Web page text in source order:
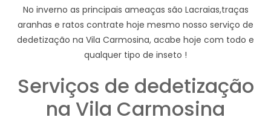
No inverno as principais ameaças são Lacraias,traças
aranhas e ratos contrate hoje mesmo nosso serviço de
dedetização na Vila Carmosina, acabe hoje com todo e
qualquer tipo de inseto !
Serviços de dedetização
na Vila Carmosina